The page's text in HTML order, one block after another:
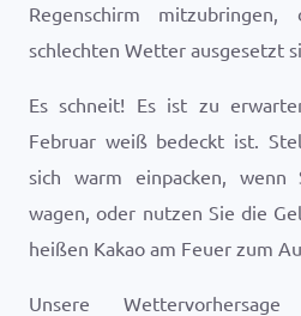
Regenschirm
schlechten Wetter ausgesetzt
Es schneit! Es ist zu
Februar weiß bedeckt ist.
sich warm einpacken, wenn
wagen, oder nutzen Sie die
heißen Kakao am Feuer zum
Unsere